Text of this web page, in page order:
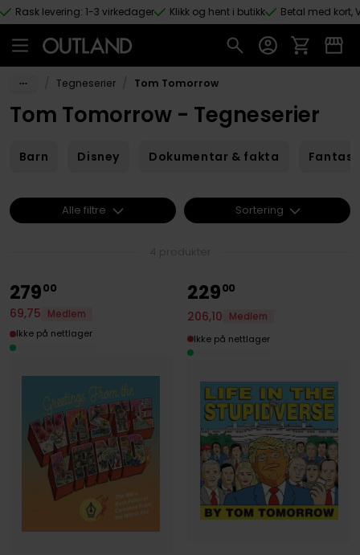
Hopp til hovedinnhold
Rask levering: 1-3 virkedager Klikk og hent i butikk Betal med kort,
Tegneserier Tom Tomorrow
Tom Tomorrow - Tegneserier
Barn Disney Dokumentar & fakta Fantasy
27900
69,75
Medlem
Ikke på nettlager
22900
206,10
Medlem
Ikke på nettlager
Alle filtre Sortering